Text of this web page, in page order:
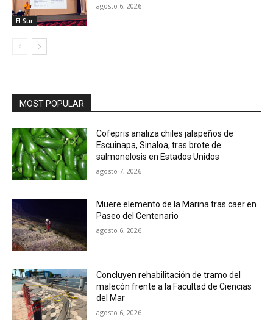
El Sur
agosto 6, 2026
MOST POPULAR
Cofepris analiza chiles jalapeños de
Escuinapa, Sinaloa, tras brote de
salmonelosis en Estados Unidos
agosto 7, 2026
Muere elemento de la Marina tras caer en
Paseo del Centenario
agosto 6, 2026
Concluyen rehabilitación de tramo del
malecón frente a la Facultad de Ciencias
del Mar
agosto 6, 2026